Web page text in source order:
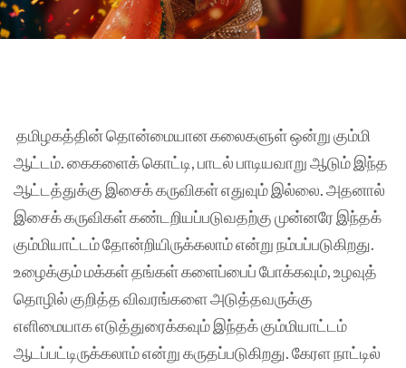
தமிழகத்தின் தொன்மையான கலைகளுள் ஒன்று கும்மி
ஆட்டம். கைகளைக் கொட்டி, பாடல் பாடியவாறு ஆடும் இந்த
ஆட்டத்துக்கு இசைக் கருவிகள் எதுவும் இல்லை. அதனால்
இசைக் கருவிகள் கண்டறியப்படுவதற்கு முன்னரே இந்தக்
கும்மியாட்டம் தோன்றியிருக்கலாம் என்று நம்பப்படுகிறது.
உழைக்கும் மக்கள் தங்கள் களைப்பைப் போக்கவும், உழவுத்
தொழில் குறித்த விவரங்களை அடுத்தவருக்கு
எளிமையாக எடுத்துரைக்கவும் இந்தக் கும்மியாட்டம்
ஆடப்பட்டிருக்கலாம் என்று கருதப்படுகிறது. கேரள நாட்டில்